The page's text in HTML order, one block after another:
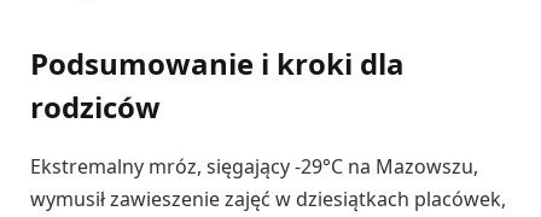
Podsumowanie i kroki dla
rodziców
Ekstremalny mróz, sięgający -29°C na Mazowszu,
wymusił zawieszenie zajęć w dziesiątkach placówek,